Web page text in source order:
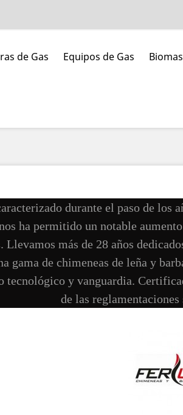
de Gas Equipos de Gas
durante el paso de
ha permitido un notable
Llevamos más de 28 años
gama de chimeneas de leña y
tecnológico y vanguardia.
de las